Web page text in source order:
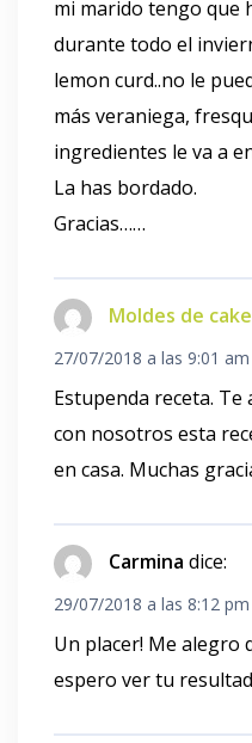
mi marido tengo que
durante todo el
lemon curd..no le
más veraniega,
ingredientes le va a
La has bordado.
Gracias……
Moldes de
27/07/2018 a las 9:01 am
Estupenda receta.
con nosotros esta
en casa. Muchas
Carmina dice:
29/07/2018 a las 8:12 pm
Un placer! Me alegro
espero ver tu